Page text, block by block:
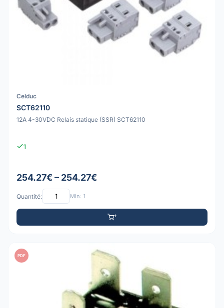
Celduc
SCT62110
12A 4-30VDC Relais statique (SSR) SCT62110
1
254.27€ – 254.27€
Quantité: Min: 1
PDF